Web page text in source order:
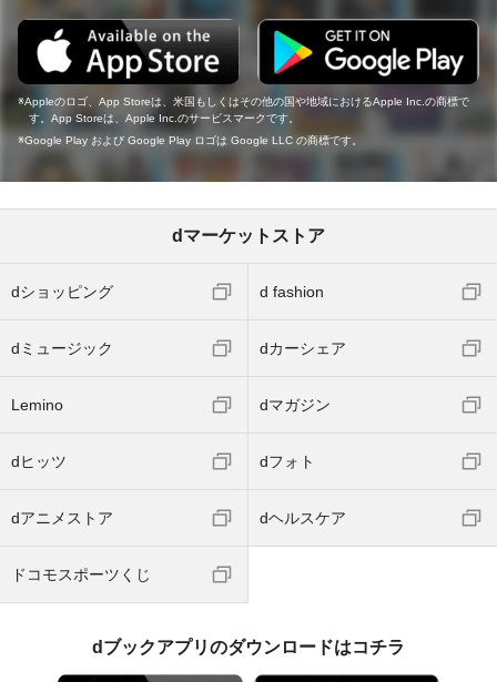
Appleのロゴ、App Storeは、米国もしくはその他の国や地域におけるApple Inc.の商標で
す。App Storeは、Apple Inc.のサービスマークです。
Google Play および Google Play ロゴは Google LLC の商標です。
dマーケットストア
dショッピング d fashion
dミュージック dカーシェア
Lemino dマガジン
dヒッツ dフォト
dアニメストア dヘルスケア
ドコモスポーツくじ
dブックアプリのダウンロードはコチラ